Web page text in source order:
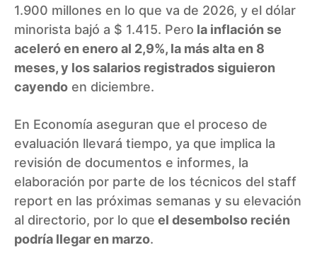
1.900 millones en lo que va de 2026, y el dólar
minorista bajó a $ 1.415. Pero la inflación se
aceleró en enero al 2,9%, la más alta en 8
meses, y los salarios registrados siguieron
cayendo en diciembre.
En Economía aseguran que el proceso de
evaluación llevará tiempo, ya que implica la
revisión de documentos e informes, la
elaboración por parte de los técnicos del staff
report en las próximas semanas y su elevación
al directorio, por lo que el desembolso recién
podría llegar en marzo.